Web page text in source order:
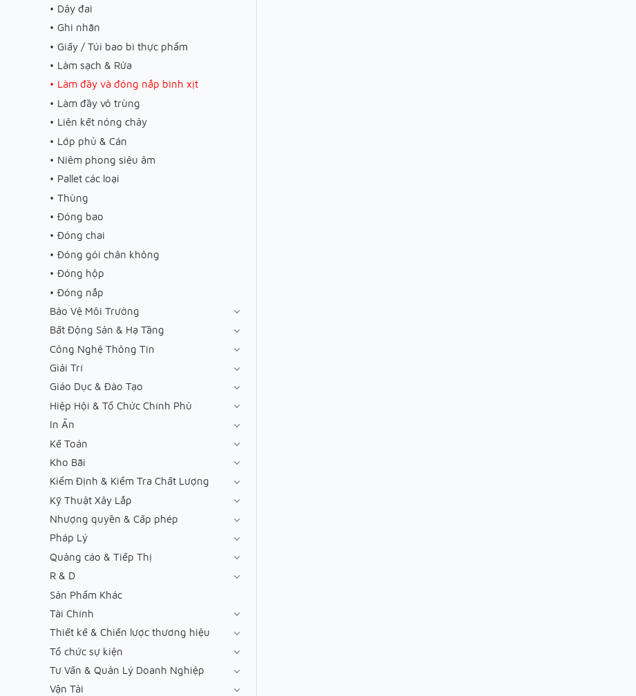
Dây đai
Ghi nhãn
Giấy / Túi bao bì thực phẩm
Làm sạch & Rửa
Làm đầy và đóng nắp bình xịt
Làm đầy vô trùng
Liên kết nóng chảy
Lớp phủ & Cán
Niêm phong siêu âm
Pallet các loại
Thùng
Đóng bao
Đóng chai
Đóng gói chân không
Đóng hộp
Đóng nắp
Bảo Vệ Môi Trường
Bất Động Sản & Hạ Tầng
Công Nghệ Thông Tin
Giải Trí
Giáo Dục & Đào Tạo
Hiệp Hội & Tổ Chức Chính Phủ
In Ấn
Kế Toán
Kho Bãi
Kiểm Định & Kiểm Tra Chất Lượng
Kỹ Thuật Xây Lắp
Nhượng quyền & Cấp phép
Pháp Lý
Quảng cáo & Tiếp Thị
R & D
Sản Phẩm Khác
Tài Chính
Thiết kế & Chiến lược thương hiệu
Tổ chức sự kiện
Tư Vấn & Quản Lý Doanh Nghiệp
Vận Tải